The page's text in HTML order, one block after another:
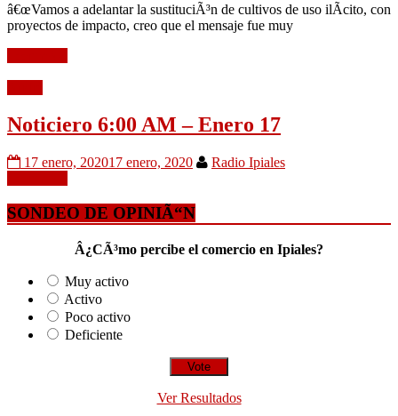
â€œVamos a adelantar la sustituciÃ³n de cultivos de uso ilÃ­cito, con
proyectos de impacto, creo que el mensaje fue muy
Noticiero 6:00 AM – Enero 17
17 enero, 202017 enero, 2020
Radio Ipiales
SONDEO DE OPINIÃ“N
Â¿CÃ³mo percibe el comercio en Ipiales?
Muy activo
Activo
Poco activo
Deficiente
Ver Resultados